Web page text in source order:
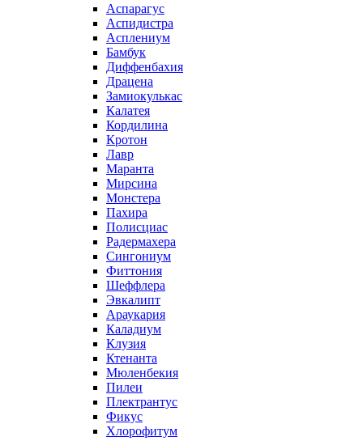
Аспарагус
Аспидистра
Асплениум
Бамбук
Диффенбахия
Драцена
Замиокулькас
Калатея
Кордилина
Кротон
Лавр
Маранта
Мирсина
Монстера
Пахира
Полисциас
Радермахера
Сингониум
Фиттония
Шеффлера
Эвкалипт
Араукария
Каладиум
Клузия
Ктенанта
Мюленбекия
Пилеи
Плектрантус
Фикус
Хлорофитум